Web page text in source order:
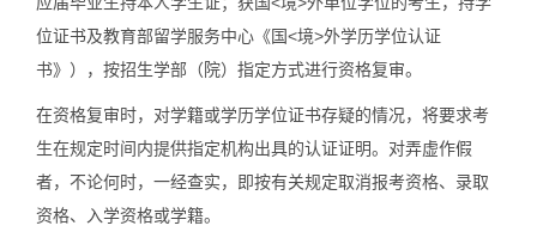
位证书及教育部留学服务中心《国<境>外学历学位认证
书》），按招生学部（院）指定方式进行资格复审。
在资格复审时，对学籍或学历学位证书存疑的情况，将要求考
生在规定时间内提供指定机构出具的认证证明。对弄虚作假
者，不论何时，一经查实，即按有关规定取消报考资格、录取
资格、入学资格或学籍。